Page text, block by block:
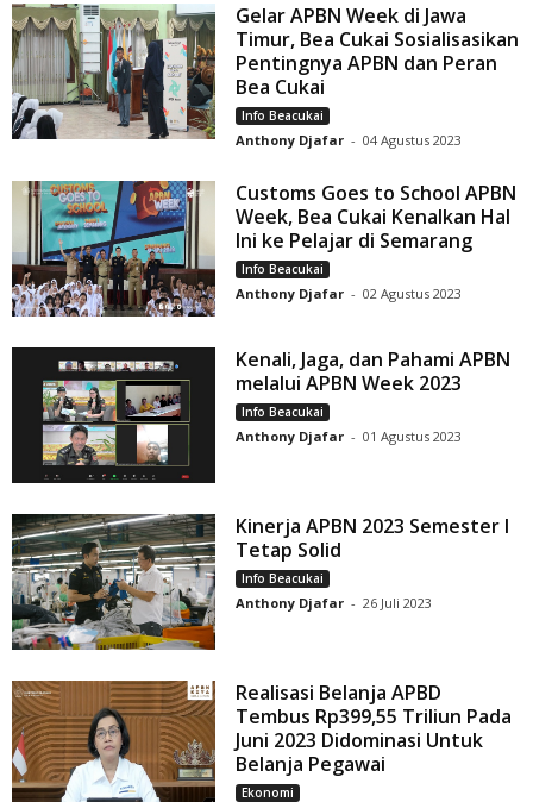
Gelar APBN Week di Jawa
Timur, Bea Cukai Sosialisasikan
Pentingnya APBN dan Peran
Bea Cukai
Info Beacukai
Anthony Djafar - 04 Agustus 2023
Customs Goes to School APBN
Week, Bea Cukai Kenalkan Hal
Ini ke Pelajar di Semarang
Info Beacukai
Anthony Djafar - 02 Agustus 2023
Kenali, Jaga, dan Pahami APBN
melalui APBN Week 2023
Info Beacukai
Anthony Djafar - 01 Agustus 2023
Kinerja APBN 2023 Semester I
Tetap Solid
Info Beacukai
Anthony Djafar - 26 Juli 2023
Realisasi Belanja APBD
Tembus Rp399,55 Triliun Pada
Juni 2023 Didominasi Untuk
Belanja Pegawai
Ekonomi